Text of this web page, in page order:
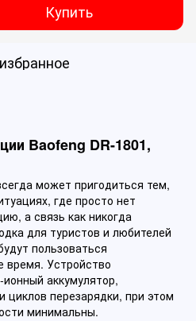
Купить
Baofeng DR-1801,
может пригодиться тем,
где просто нет
а связь как никогда
для туристов и любителей
пользоваться
время. Устройство
аккумулятор,
перезарядки, при этом
минимальны.